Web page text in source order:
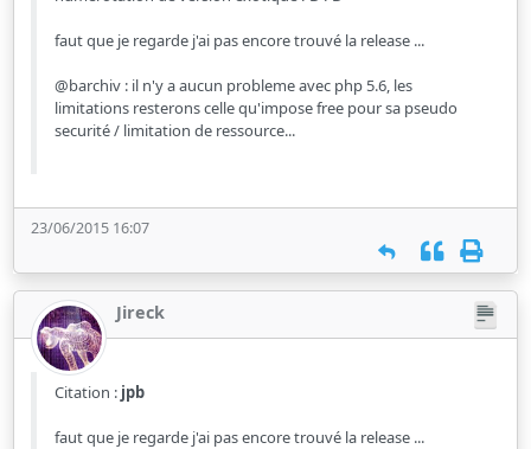
faut que je regarde j'ai pas encore trouvé la release ...
@barchiv : il n'y a aucun probleme avec php 5.6, les
limitations resterons celle qu'impose free pour sa pseudo
securité / limitation de ressource...
23/06/2015 16:07
Jireck
Citation : jpb
faut que je regarde j'ai pas encore trouvé la release ...